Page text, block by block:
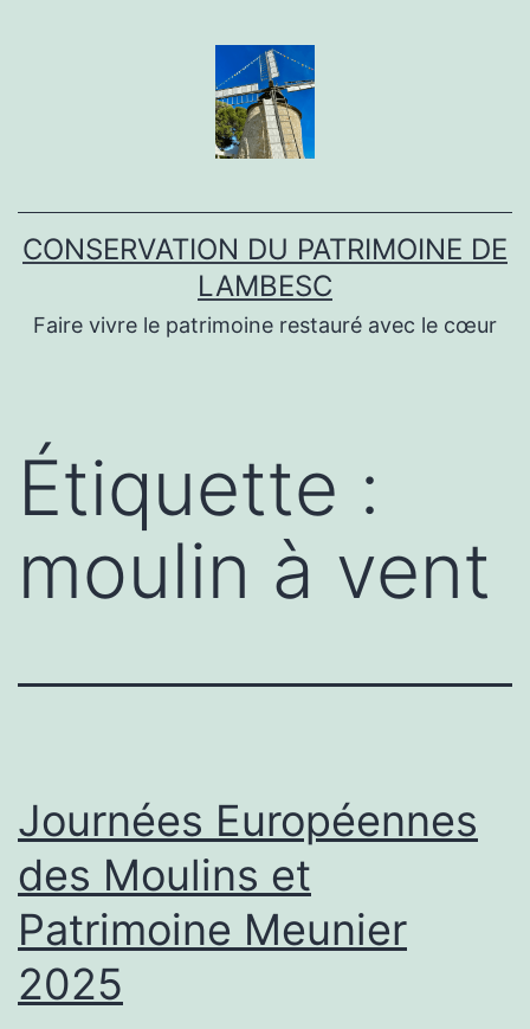
CONSERVATION DU PATRIMOINE DE
LAMBESC
Faire vivre le patrimoine restauré avec le cœur
Étiquette :
moulin à vent
Journées Européennes
des Moulins et
Patrimoine Meunier
2025